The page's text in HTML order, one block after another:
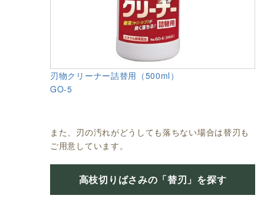
刃物クリーナー詰替用（500ml）
GO-5
また、刃の汚れがどうしても落ちない場合は替刃も
ご用意しています。
高枝切りばさみの「替刃」を探す